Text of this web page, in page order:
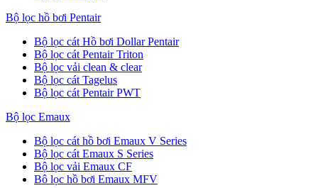
Bộ lọc hồ bơi Pentair
Bộ lọc cát Hồ bơi Dollar Pentair
Bộ lọc cát Pentair Triton
Bộ lọc vải clean & clear
Bộ lọc cát Tagelus
Bộ lọc cát Pentair PWT
Bộ lọc Emaux
Bộ lọc cát hồ bơi Emaux V Series
Bộ lọc cát Emaux S Series
Bộ lọc vải Emaux CF
Bô lọc hồ bơi Emaux MFV